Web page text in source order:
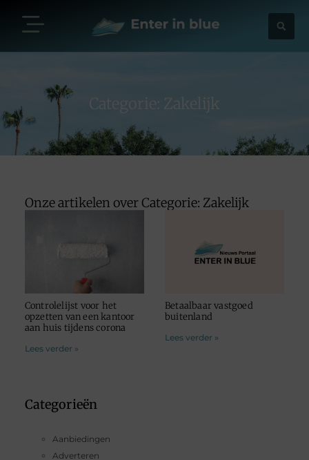
Categorie: Zakelijk
Categorieën
Aanbiedingen
Adverteren
Onze artikelen over Categorie: Zakelijk
Controlelijst voor het
opzetten van een kantoor
aan huis tijdens corona
Lees verder »
Betaalbaar vastgoed
buitenland
Lees verder »